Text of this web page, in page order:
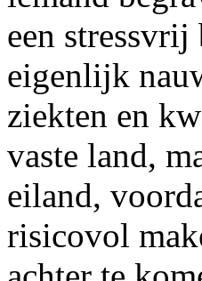
een stressvrij
eigenlijk
ziekten en
vaste land,
eiland,
risicovol